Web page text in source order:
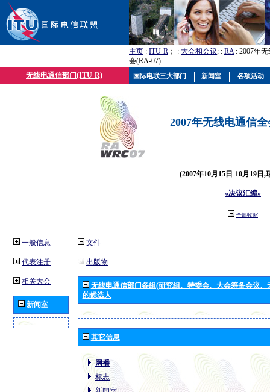
主页 : ITU-R ； : 大会和会议; : RA: 2007年
会(RA-07)
无线电通信部门(ITU-R)
2007年无线电通信
(2007年10月15日-10月19日,
«决议汇编»
全部收缩
一般信息
代表注册
相关大会
新闻室
文件
出版物
无线电通信部门各组(研究组、特委会、大会筹备会议
的候选人
其它信息
网播
标志
国际电联三大部门 新闻室 各项活动